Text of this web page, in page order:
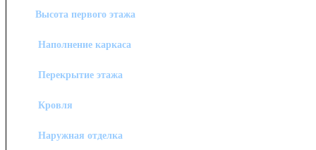
Высота первого этажа
Наполнение каркаса
Перекрытие этажа
Кровля
Наружная отделка